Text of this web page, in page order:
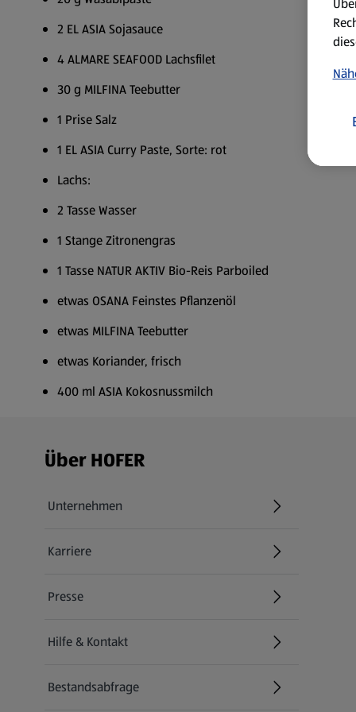
2 EL ASIA Sojasauce
4 ALMARE SEAFOOD Lachsfilet
30 g MILFINA Teebutter
1 Prise Salz
1 EL ASIA Curry Paste, Sorte: rot
Lachs:
2 Tasse Wasser
1 Stange Zitronengras
1 Tasse NATUR AKTIV Bio-Reis Parboiled
etwas OSANA Feinstes Pflanzenöl
etwas MILFINA Teebutter
etwas Koriander, frisch
400 ml ASIA Kokosnussmilch
Fußzeilenmenü - weitere Links
Über HOFER
Unternehmen
Karriere
(öffnet in einem neuen Tab)
Presse
Hilfe & Kontakt
(öffnet in einem neuen Tab)
Bestandsabfrage
(öffnet in einem neuen Tab)